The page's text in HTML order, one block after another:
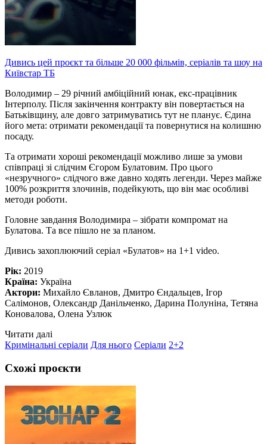
Дивись цей проєкт та більше 20 000 фільмів, серіалів та шоу на
Київстар ТБ
Володимир – 29 річний амбіційний юнак, екс-працівник
Інтерполу. Після закінчення контракту він повертається на
Батьківщину, але довго затримуватись тут не планує. Єдина
його мета: отримати рекомендації та повернутися на колишню
посаду.
Та отримати хороші рекомендації можливо лише за умови
співпраці зі слідчим Єгором Булатовим. Про цього
«незручного» слідчого вже давно ходять легенди. Через майже
100% розкриття злочинів, подейкують, що він має особливі
методи роботи.
Головне завдання Володимира – зібрати компромат на
Булатова. Та все пішло не за планом.
Дивись захоплюючий серіал «Булатов» на 1+1 video.
Рік: 2019
Країна: Україна
Актори: Михайло Євланов, Дмитро Єндальцев, Ігор
Салімонов, Олександр Данільченко, Дарина Полуніна, Тетяна
Коновалова, Олена Узлюк
Читати далі
Кримінальні серіали Для нього Серіали 2+2
Схожі проєкти